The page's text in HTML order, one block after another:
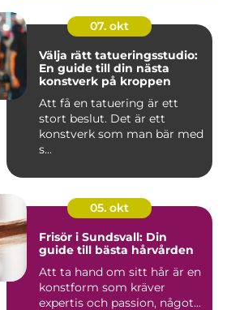
07. okt
Välja rätt tatueringsstudio:
En guide till din nästa
konstverk på kroppen
Att få en tatuering är ett
stort beslut. Det är ett
konstverk som man bär med
s...
05. okt
Frisör i Sundsvall: Din
guide till bästa hårvården
Att ta hand om sitt hår är en
konstform som kräver
expertis och passion, något...